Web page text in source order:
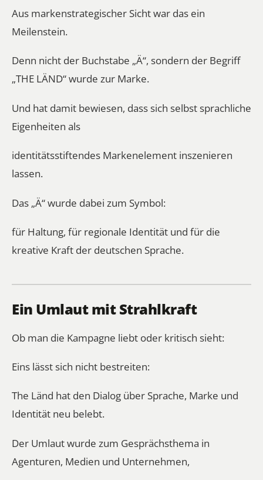
Aus markenstrategischer Sicht war das ein
Meilenstein.
Denn nicht der Buchstabe „Ä“, sondern der Begriff
„THE LÄND“ wurde zur Marke.
Und hat damit bewiesen, dass sich selbst sprachliche
Eigenheiten als
identitätsstiftendes Markenelement inszenieren
lassen.
Das „Ä“ wurde dabei zum Symbol:
für Haltung, für regionale Identität und für die
kreative Kraft der deutschen Sprache.
Ein Umlaut mit Strahlkraft
Ob man die Kampagne liebt oder kritisch sieht:
Eins lässt sich nicht bestreiten:
The Länd hat den Dialog über Sprache, Marke und
Identität neu belebt.
Der Umlaut wurde zum Gesprächsthema in
Agenturen, Medien und Unternehmen,